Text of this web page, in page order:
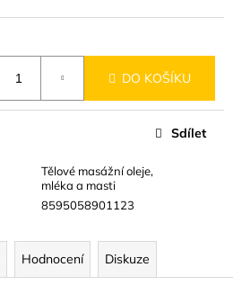
DO KOŠÍKU
Tělové masážní oleje,
mléka a masti
8595058901123
Sdílet
Hodnocení Diskuze